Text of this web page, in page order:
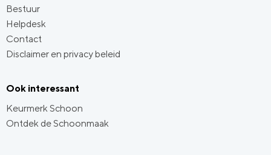
Bestuur
Helpdesk
Contact
Disclaimer en privacy beleid
Ook interessant
Keurmerk Schoon
Ontdek de Schoonmaak